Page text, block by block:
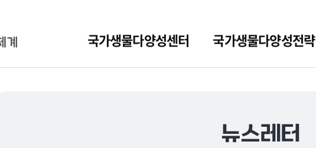
국가생물다양성센터 국가생물다양성전략
뉴스레터